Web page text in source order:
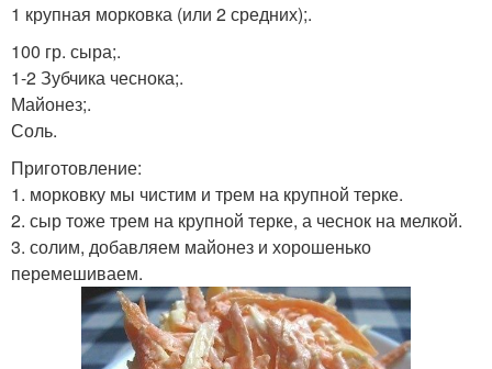
1 крупная морковка (или 2 средних);.
100 гр. сыра;.
1-2 Зубчика чеснока;.
Майонез;.
Соль.
Приготовление:
1. морковку мы чистим и трем на крупной терке.
2. сыр тоже трем на крупной терке, а чеснок на мелкой.
3. солим, добавляем майонез и хорошенько
перемешиваем.